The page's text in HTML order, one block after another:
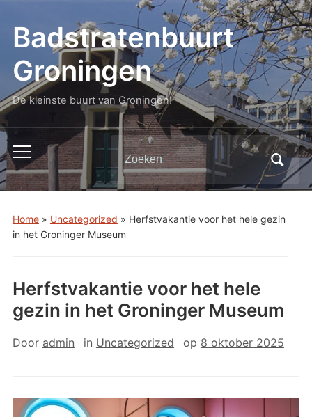
Badstratenbuurt
Groningen
De kleinste buurt van Groningen!
Toggle
mobiel
menu
Zoeken
naar:
Home» Uncategorized » Herfstvakantie voor het hele gezin
in het Groninger Museum
Herfstvakantie voor het hele
gezin in het Groninger Museum
Door admin in Uncategorized op 8 oktober 2025